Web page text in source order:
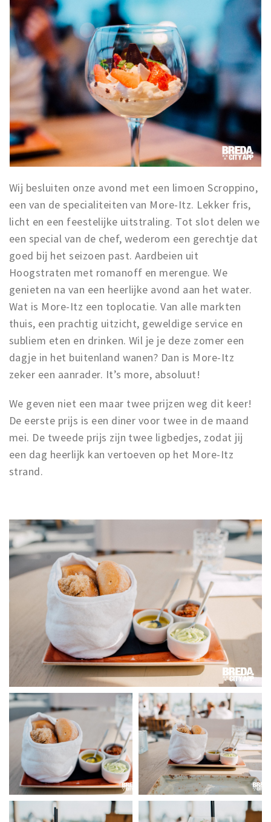
Wij besluiten onze avond met een limoen Scroppino,
een van de specialiteiten van More-Itz. Lekker fris,
licht en een feestelijke uitstraling. Tot slot delen we
een special van de chef, wederom een gerechtje dat
goed bij het seizoen past. Aardbeien uit
Hoogstraten met romanoff en merengue. We
genieten na van een heerlijke avond aan het water.
Wat is More-Itz een toplocatie. Van alle markten
thuis, een prachtig uitzicht, geweldige service en
subliem eten en drinken. Wil je je deze zomer een
dagje in het buitenland wanen? Dan is More-Itz
zeker een aanrader. It’s more, absoluut!
We geven niet een maar twee prijzen weg dit keer!
De eerste prijs is een diner voor twee in de maand
mei. De tweede prijs zijn twee ligbedjes, zodat jij
een dag heerlijk kan vertoeven op het More-Itz
strand.